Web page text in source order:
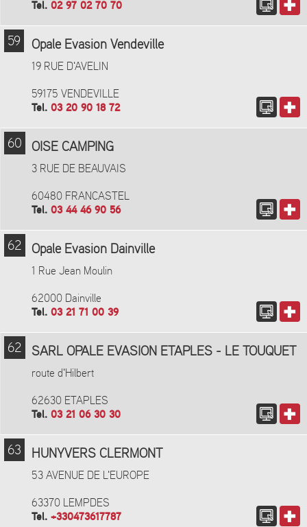
Tel. 02 97 02 70 70
59 Opale Evasion Vendeville
19 RUE D'AVELIN
59175 VENDEVILLE
Tel. 03 20 90 18 72
60 OISE CAMPING
3 RUE DE BEAUVAIS
60480 FRANCASTEL
Tel. 03 44 46 90 56
62 Opale Evasion Dainville
1 Rue Jean Moulin
62000 Dainville
Tel. 03 21 71 00 39
62 SARL OPALE EVASION ETAPLES - LE TOUQUET
route d'Hilbert
62630 ETAPLES
Tel. 03 21 06 30 30
63 HUNYVERS CLERMONT
53 AVENUE DE L'EUROPE
63370 LEMPDES
Tel. +330473617787